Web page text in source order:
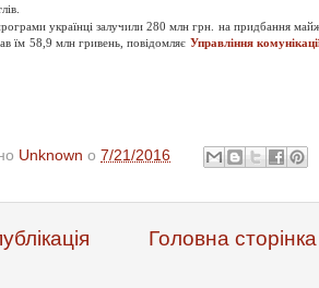
українці залучили 280 млн грн. на придбання
їм 58,9 млн гривень, повідомляє Управління
Unknown о 7/21/2016
Головна сторінка